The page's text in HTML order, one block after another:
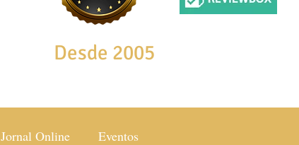
Desde 2005
Jornal Online Eventos